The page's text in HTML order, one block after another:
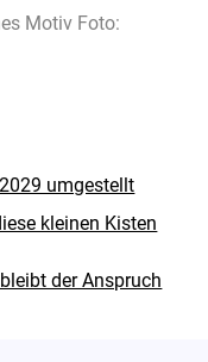
Motiv Foto:
umgestellt
kleinen Kisten
der Anspruch